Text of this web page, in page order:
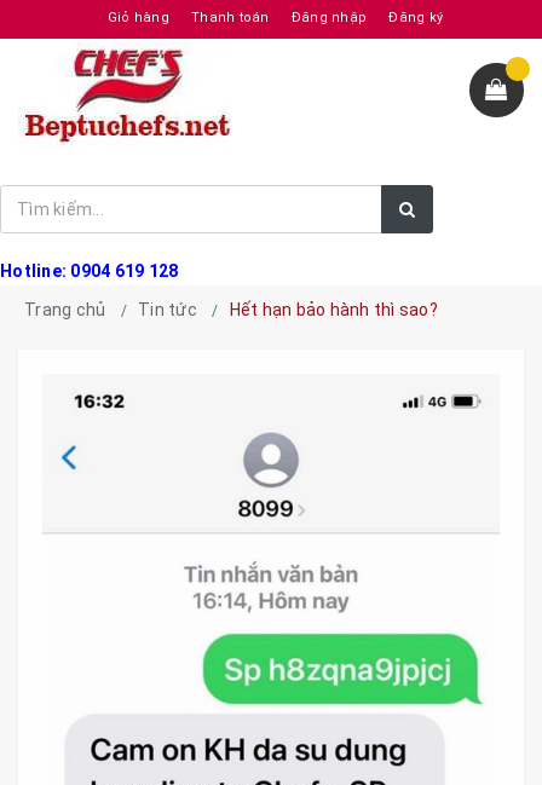
Giỏ hàng Thanh toán Đăng nhập Đăng ký
Hotline: 0904 619 128
Trang chủ
Tin tức Hết hạn bảo hành thì sao?